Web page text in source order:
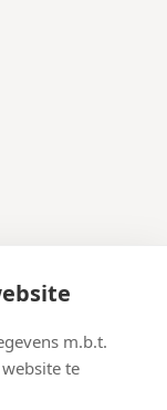
m.b.t.
te